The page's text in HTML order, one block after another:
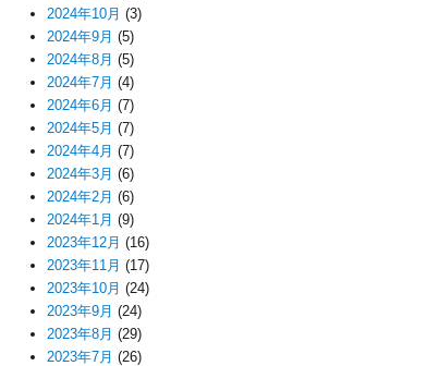
2024年10月 (3)
2024年9月 (5)
2024年8月 (5)
2024年7月 (4)
2024年6月 (7)
2024年5月 (7)
2024年4月 (7)
2024年3月 (6)
2024年2月 (6)
2024年1月 (9)
2023年12月 (16)
2023年11月 (17)
2023年10月 (24)
2023年9月 (24)
2023年8月 (29)
2023年7月 (26)